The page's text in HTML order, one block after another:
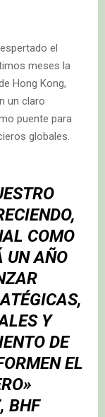
el
meses la
Hong Kong,
un claro
puente para
globales.
COMO
UN AÑO
Y
DE
EL
BHF